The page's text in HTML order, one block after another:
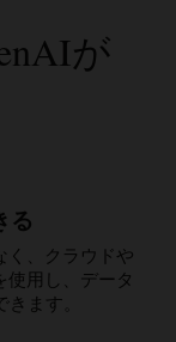
が
る
く、クラウドや
使用し、データ
ます。